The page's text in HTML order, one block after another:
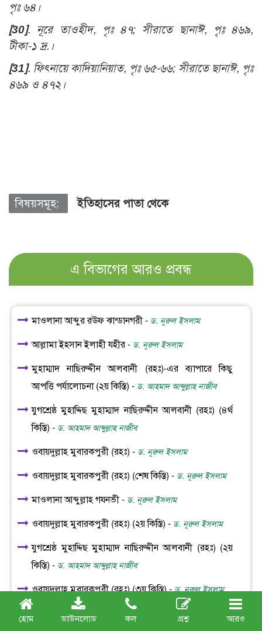
হোম ডাউনলোড কল প্রশ্ন আরও
পৃঃ ৬৪ ।
[30]. নূরে তাওহীদ, পৃঃ ৪৭; সীরাতে ছানাঈ, পৃঃ ৪৬৯,
টীকা-১ দ্র. ।
[31]. ফিৎনায়ে কাদিয়ানিয়াত, পৃঃ ৬৫-৬৬; সীরাতে ছানাঈ, পৃঃ
৪৬৯ ও ৪৭২ ।
বিষয়সমূহ: ইতিহাসের পাতা থেকে
এ বিভাগের আরও প্রবন্ধ
মাওলানা আব্দুর রঊফ ঝান্ডানগরী - ড. নূরুল ইসলাম
আল্লামা ইহসান ইলাহী যহীর - ড. নূরুল ইসলাম
মুহাম্মাদ নাছিরুদ্দীন আলবানী (রহঃ)-এর ব্যাপারে কিছু
আপত্তি পর্যালোচনা (২য় কিস্তি) - ড. আহমাদ আব্দুল্লাহ নাজীব
যুগশ্রেষ্ঠ মুহাদ্দিছ মুহাম্মাদ নাছিরুদ্দীন আলবানী (রহঃ) (৪র্থ
কিস্তি) - ড. আহমাদ আব্দুল্লাহ নাজীব
ওবায়দুল্লাহ মুবারকপুরী (রহঃ) - ড. নূরুল ইসলাম
ওবায়দুল্লাহ মুবারকপুরী (রহঃ) (শেষ কিস্তি) - ড. নূরুল ইসলাম
মাওলানা আব্দুল্লাহ গযনভী - ড. নূরুল ইসলাম
ওবায়দুল্লাহ মুবারকপুরী (রহঃ) (২য় কিস্তি) - ড. নূরুল ইসলাম
যুগশ্রেষ্ঠ মুহাদ্দিছ মুহাম্মাদ নাছিরুদ্দীন আলবানী (রহঃ) (২য়
কিস্তি) - ড. আহমাদ আব্দুল্লাহ নাজীব
ওবায়দুল্লাহ মুবারকপুরী (রহঃ) (৩য় কিস্তি) -ড. নূরুল ইসলাম
শেরে পাঞ্জাব, ফাতিহে কাদিয়ান মাওলানা ছানাউল্লাহ